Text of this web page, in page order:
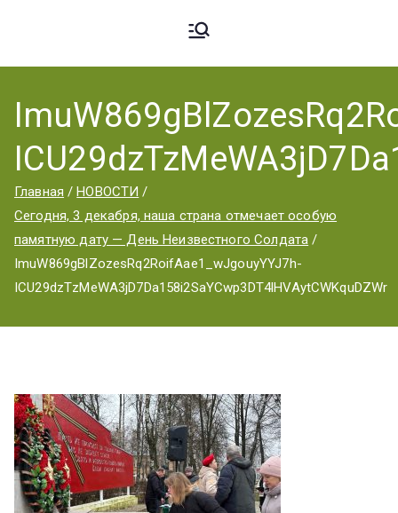
Ардато
вский
Аграрн
ый
Техник
ум
аграрный
техникум».
Главная
НОВОСТИ
Сегодня, 3 декабря, наша страна отмечает особую
памятную дату — День Неизвестного Солдата
ImuW869gBlZozesRq2RoifAae1_wJgouyYYJ7h-
ICU29dzTzMeWA3jD7Da158i2SaYCwp3DT4lHVAytCWKquDZWr